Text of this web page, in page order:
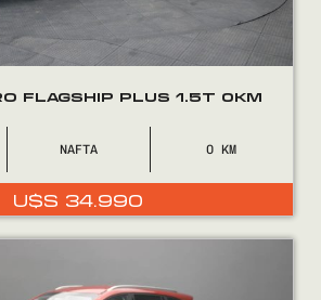
FLAGSHIP PLUS 1.5T 0KM
NAFTA 0
U$S 34.990